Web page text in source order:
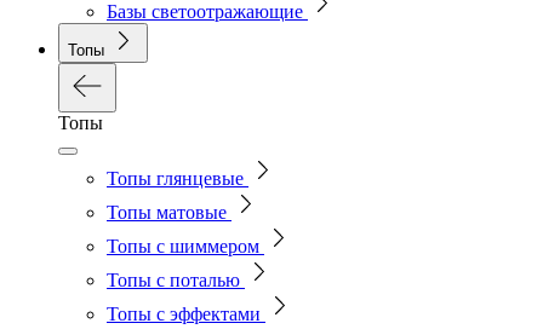
Базы светоотражающие
Топы
Топы
Топы глянцевые
Топы матовые
Топы с шиммером
Топы с поталью
Топы с эффектами